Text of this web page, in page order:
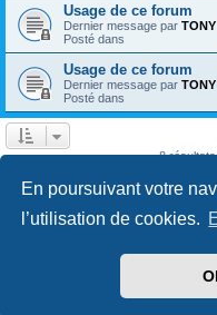
En poursuivant votre
l’utilisation de cookies.
Usage de ce forum
Dernier message par TONY
Posté dans
Usage de ce forum
Dernier message par TONY
Posté dans
8
phpBB